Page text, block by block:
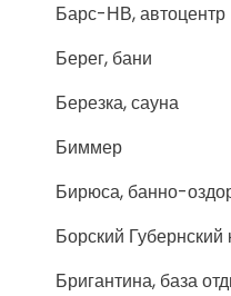
Барс-НВ, автоцентр
Берег, бани
Березка, сауна
Биммер
Бирюса, банно-
Борский
Бригантина, база